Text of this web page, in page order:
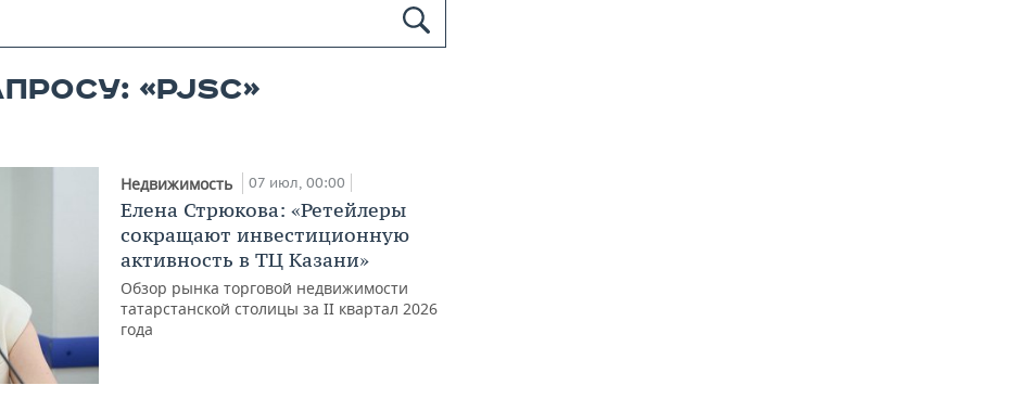
«pjsc»
Недвижимость 07 июл, 00:00
Елена Стрюкова: «Ретейлеры
сокращают инвестиционную
активность в ТЦ Казани»
Обзор рынка торговой недвижимости
татарстанской столицы за II квартал 2026
года